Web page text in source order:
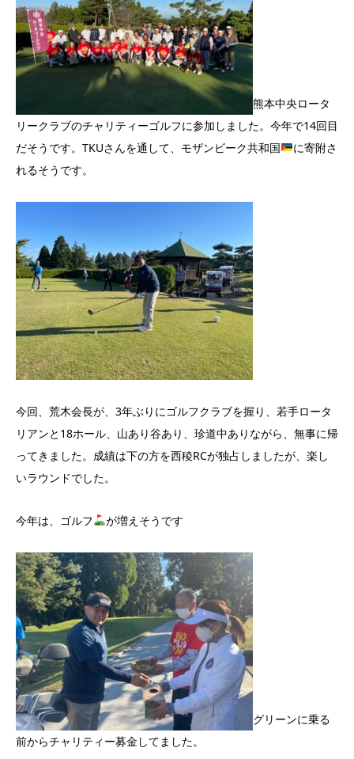
熊本中央ロータ
リークラブのチャリティーゴルフに参加しました。今年で14回目
だそうです。TKUさんを通して、モザンビーク共和国
に寄附さ
れるそうです。
今回、荒木会長が、3年ぶりにゴルフクラブを握り、若手ロータ
リアンと18ホール、山あり谷あり、珍道中ありながら、無事に帰
ってきました。成績は下の方を西稜RCが独占しましたが、楽し
いラウンドでした。
今年は、ゴルフ が増えそうです
グリーンに乗る
前からチャリティー募金してました。